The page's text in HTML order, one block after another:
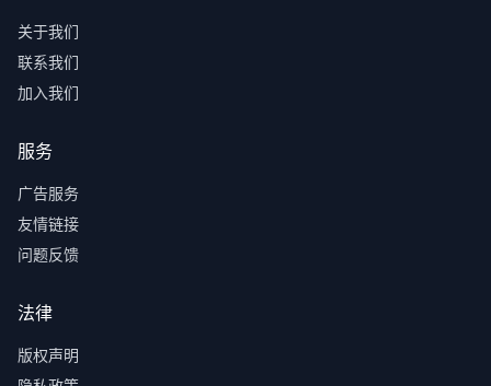
关于我们
联系我们
加入我们
服务
广告服务
友情链接
问题反馈
法律
版权声明